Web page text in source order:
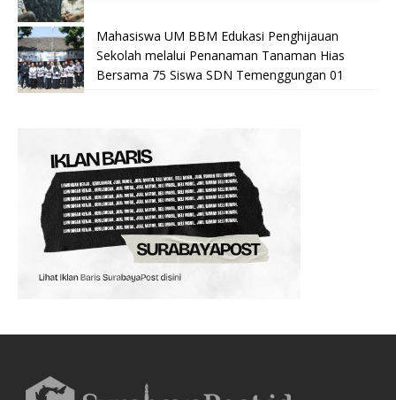
Mahasiswa UM BBM Edukasi Penghijauan
Sekolah melalui Penanaman Tanaman Hias
Bersama 75 Siswa SDN Temenggungan 01